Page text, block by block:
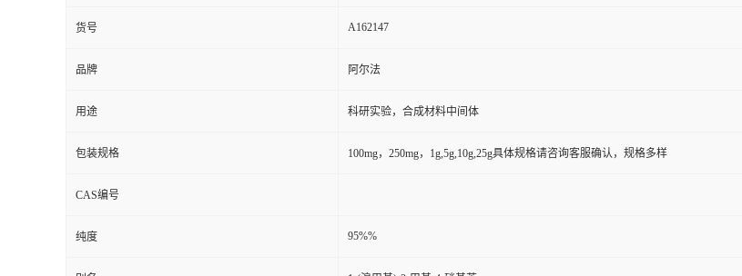
货号 A162147
品牌 阿尔法
用途 科研实验，合成材料中间体
包装规格 100mg，250mg，1g,5g,10g,25g具体规格请咨询客服确认，规格多样
CAS编号
纯度 95%%